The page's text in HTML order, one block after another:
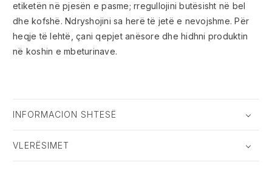
etiketën në pjesën e pasme; rregullojini butësisht në bel
dhe kofshë. Ndryshojini sa herë të jetë e nevojshme. Për
heqje të lehtë, çani qepjet anësore dhe hidhni produktin
në koshin e mbeturinave.
INFORMACION SHTESË
VLERËSIMET